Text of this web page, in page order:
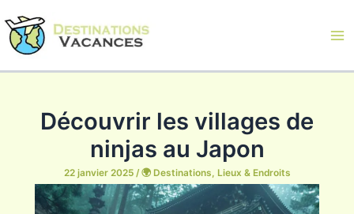
au
contenu
Découvrir les villages de
ninjas au Japon
22 janvier 2025 /🌍 Destinations, Lieux & Endroits